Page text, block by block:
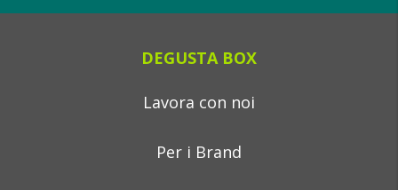
DEGUSTA BOX
Lavora con noi
Per i Brand